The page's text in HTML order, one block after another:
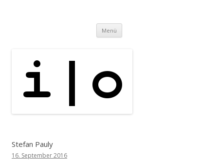
Menü Zum
springen
Stefan Pauly
16. September 2016